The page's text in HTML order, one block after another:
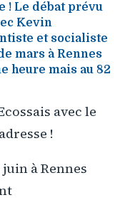
! Le débat prévu
Kevin
et socialiste
mars à Rennes
heure mais au 82
avec le
!
à Rennes